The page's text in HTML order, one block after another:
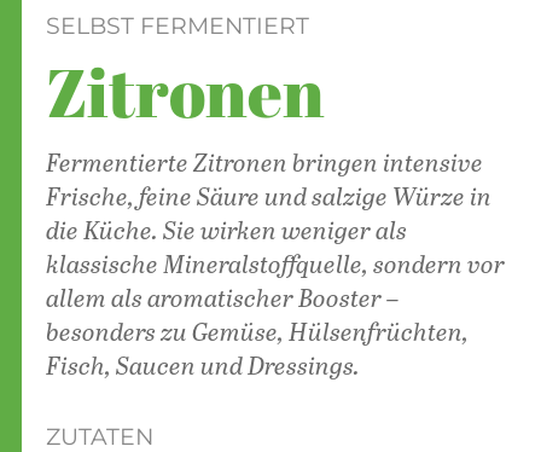
SELBST FERMENTIERT
Zitronen
Fermentierte Zitronen bringen intensive
Frische, feine Säure und salzige Würze in
die Küche. Sie wirken weniger als
klassische Mineralstoffquelle, sondernvor
allem als aromatischer Booster –
besonders zu Gemüse, Hülsenfrüchten,
Fisch, Saucen und Dressings.
ZUTATEN